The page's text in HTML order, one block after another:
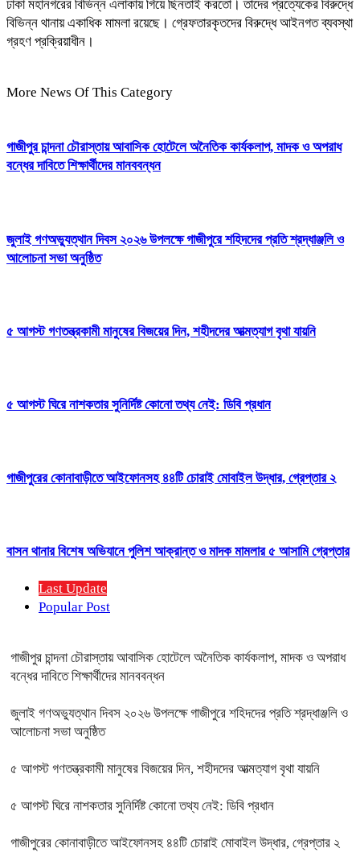
ঢাকা মহানগরের বিভিন্ন এলাকায় গিয়ে ছিনতাই করতো। তাদের প্রত্যেকের বিরুদ্ধে
বিভিন্ন থানায় একাধিক মামলা রয়েছে। গ্রেফতারকৃতদের বিরুদ্ধে আইনগত ব্যবস্থা
গ্রহণ প্রক্রিয়াধীন।
More News Of This Category
গাজীপুর চান্দনা চৌরাস্তায় আবাসিক হোটেলে অনৈতিক কার্যকলাপ, মাদক ও অপরাধ
বন্ধের দাবিতে শিক্ষার্থীদের মানববন্ধন
জুলাই গণঅভ্যুত্থান দিবস ২০২৬ উপলক্ষে গাজীপুরে শহিদদের প্রতি শ্রদ্ধাঞ্জলি ও
আলোচনা সভা অনুষ্ঠিত
৫ আগস্ট গণতন্ত্রকামী মানুষের বিজয়ের দিন, শহীদদের আত্মত্যাগ বৃথা যায়নি
৫ আগস্ট ঘিরে নাশকতার সুনির্দিষ্ট কোনো তথ্য নেই: ডিবি প্রধান
গাজীপুরের কোনাবাড়ীতে আইফোনসহ ৪৪টি চোরাই মোবাইল উদ্ধার, গ্রেপ্তার ২
বাসন থানার বিশেষ অভিযানে পুলিশ আক্রান্ত ও মাদক মামলার ৫ আসামি গ্রেপ্তার
Last Update
Popular Post
গাজীপুর চান্দনা চৌরাস্তায় আবাসিক হোটেলে অনৈতিক কার্যকলাপ, মাদক ও অপরাধ
বন্ধের দাবিতে শিক্ষার্থীদের মানববন্ধন
জুলাই গণঅভ্যুত্থান দিবস ২০২৬ উপলক্ষে গাজীপুরে শহিদদের প্রতি শ্রদ্ধাঞ্জলি ও
আলোচনা সভা অনুষ্ঠিত
৫ আগস্ট গণতন্ত্রকামী মানুষের বিজয়ের দিন, শহীদদের আত্মত্যাগ বৃথা যায়নি
৫ আগস্ট ঘিরে নাশকতার সুনির্দিষ্ট কোনো তথ্য নেই: ডিবি প্রধান
গাজীপুরের কোনাবাড়ীতে আইফোনসহ ৪৪টি চোরাই মোবাইল উদ্ধার, গ্রেপ্তার ২